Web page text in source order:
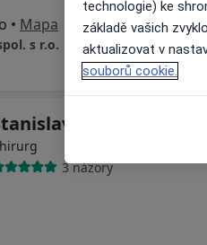
• Mapa
s r.o.
Průša
3 názory
technologie) ke
základě vašich
aktualizovat v
souborů cookie.